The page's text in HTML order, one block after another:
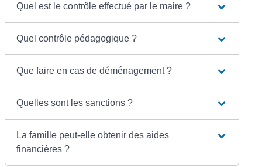
Quel est le contrôle effectué par le maire ?
Quel contrôle pédagogique ?
Que faire en cas de déménagement ?
Quelles sont les sanctions ?
La famille peut-elle obtenir des aides
financières ?